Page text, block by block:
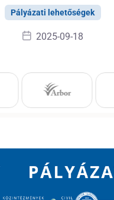
Pályázati lehetőségek
2025-09-18